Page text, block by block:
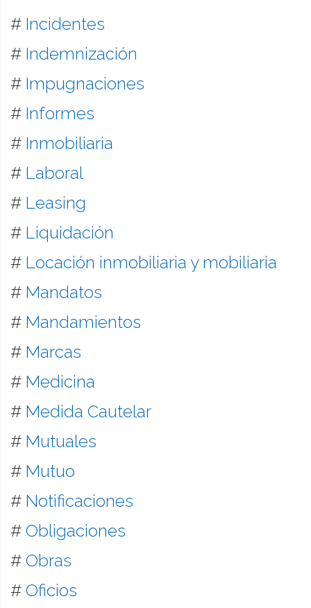
# Incidentes
# Indemnización
# Impugnaciones
# Informes
# Inmobiliaria
# Laboral
# Leasing
# Liquidación
# Locación inmobiliaria y mobiliaria
# Mandatos
# Mandamientos
# Marcas
# Medicina
# Medida Cautelar
# Mutuales
# Mutuo
# Notificaciones
# Obligaciones
# Obras
# Oficios